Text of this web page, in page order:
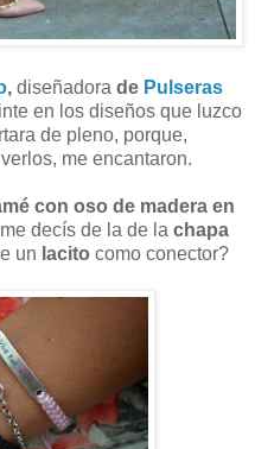
,diseñadora de Pulseras
en los diseños que luzco
de pleno, porque,
me encantaron.
con oso de madera en
decís de la de la chapa
un lacito como conector?